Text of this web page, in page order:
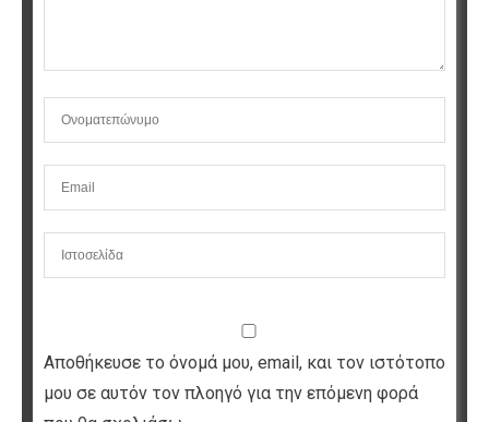
Αποθήκευσε το όνομά μου, email, και τον ιστότοπο
μου σε αυτόν τον πλοηγό για την επόμενη φορά